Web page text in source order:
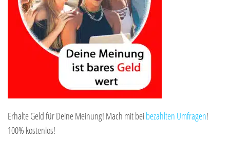
Erhalte Geld für Deine Meinung! Mach mit beibezahlten Umfragen!
100% kostenlos!